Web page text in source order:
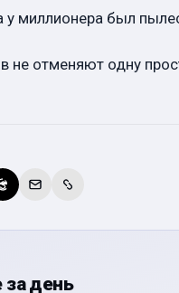
миллионера был
не отменяют одну
за день